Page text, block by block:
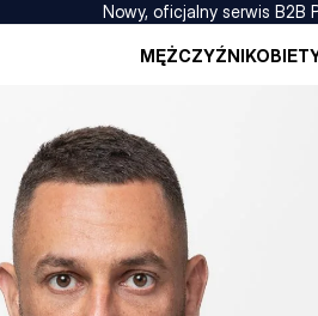
Nowy, oficjalny serwis B2B
MĘŻCZYŹNI